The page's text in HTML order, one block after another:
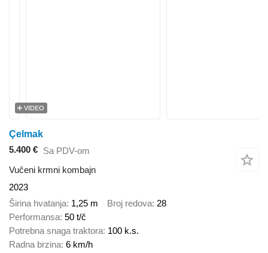
VIDEO
Çelmak
5.400 € Sa PDV-om
Vučeni krmni kombajn
2023
Širina hvatanja 1,25 m Broj redova 28
Performansa 50 t/č
Potrebna snaga traktora 100 k.s.
Radna brzina 6 km/h